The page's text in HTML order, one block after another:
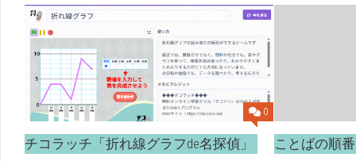
0
チコラッチ「折れ線グラフde名探偵」 ことばの順